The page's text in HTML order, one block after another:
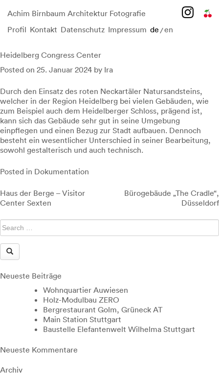
Achim Birnbaum Architektur Fotografie
Profil Kontakt Datenschutz Impressum de/en
Skip
content
Heidelberg Congress Center
Posted on 25. Januar 2024 by Ira
Durch den Einsatz des roten Neckartäler Natursandsteins,
welcher in der Region Heidelberg bei vielen Gebäuden, wie
zum Beispiel auch dem Heidelberger Schloss, prägend ist,
kann sich das Gebäude sehr gut in seine Umgebung
einpflegen und einen Bezug zur Stadt aufbauen. Dennoch
besteht ein wesentlicher Unterschied in seiner Bearbeitung,
sowohl gestalterisch und auch technisch.
Posted in Dokumentation
Beitragsnavigation
Haus der Berge – Visitor
Center Sexten
Bürogebäude „The Cradle“,
Düsseldorf
Neueste Beiträge
Wohnquartier Auwiesen
Holz-Modulbau ZERO
Bergrestaurant Golm, Grüneck AT
Main Station Stuttgart
Baustelle Elefantenwelt Wilhelma Stuttgart
Neueste Kommentare
Archiv